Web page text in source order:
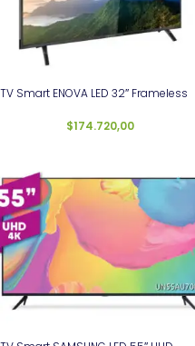
TV Smart ENOVA LED 32″ Frameless
$174.720,00